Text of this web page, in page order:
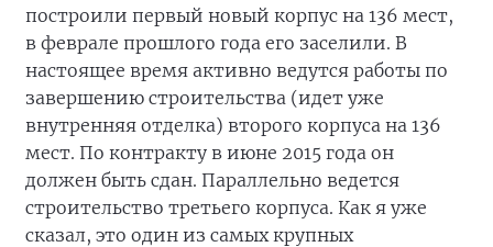
построили первый новый корпус на 136 мест,
в феврале прошлого года его заселили. В
настоящее время активно ведутся работы по
завершению строительства (идет уже
внутренняя отделка) второго корпуса на 136
мест. По контракту в июне 2015 года он
должен быть сдан. Параллельно ведется
строительство третьего корпуса. Как я уже
сказал, это один из самых крупных